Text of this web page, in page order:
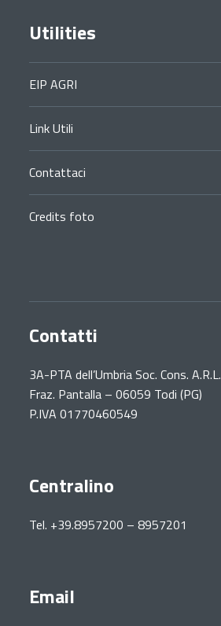
Utilities
EIP AGRI
Link Utili
Contattaci
Credits foto
Contatti
3A-PTA dell’Umbria Soc. Cons. A.R.L.
Fraz. Pantalla – 06059 Todi (PG)
P.IVA 01770460549
Centralino
Tel. +39.8957200 – 8957201
Email